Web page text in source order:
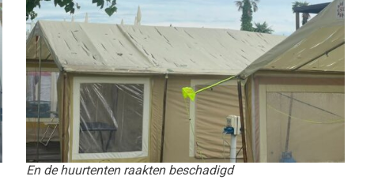
En de huurtenten raakten beschadigd